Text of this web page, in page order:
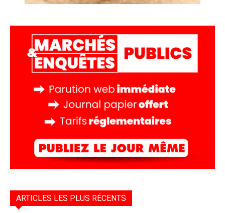
ARTICLES LES PLUS RÉCENTS